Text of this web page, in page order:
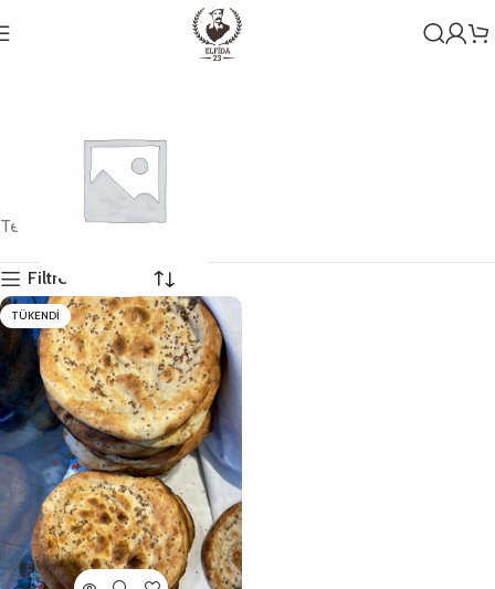
Genel
1 ürün
Tek bir sonuç gösteriliyor
Filtreleri Göster
TÜKENDI